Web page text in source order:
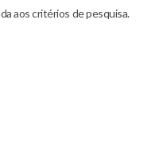
aos critérios de pesquisa.